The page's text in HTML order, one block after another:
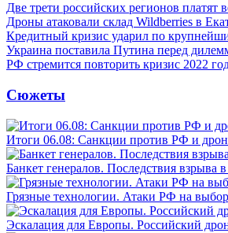
Две трети российских регионов платят
Дроны атаковали склад Wildberries в
Кредитный кризис ударил по
Украина поставила Путина перед
РФ стремится повторить кризис 2022
Сюжеты
Итоги 06.08: Санкции против РФ и
Банкет генералов. Последствия взрыва
Грязные технологии. Атаки РФ на
Эскалация для Европы. Российский